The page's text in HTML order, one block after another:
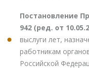
Постановление
942 (ред. от
выслуги лет,
работникам
Российской